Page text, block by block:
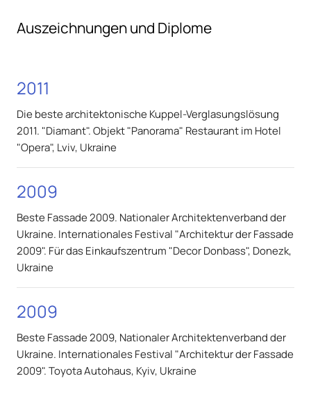
Auszeichnungen und Diplome
2011
Die beste architektonische Kuppel-Verglasungslösung
2011. "Diamant". Objekt "Panorama" Restaurant im Hotel
"Opera", Lviv, Ukraine
2009
Beste Fassade 2009. Nationaler Architektenverband der
Ukraine. Internationales Festival "Architektur der Fassade
2009". Für das Einkaufszentrum "Decor Donbass", Donezk,
Ukraine
2009
Beste Fassade 2009, Nationaler Architektenverband der
Ukraine. Internationales Festival "Architektur der Fassade
2009". Toyota Autohaus, Kyiv, Ukraine